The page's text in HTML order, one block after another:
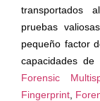
transportados
pruebas
pequeño factor
capacidades
Forensic
Fingerprint,